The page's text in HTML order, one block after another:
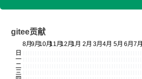
gitee贡献